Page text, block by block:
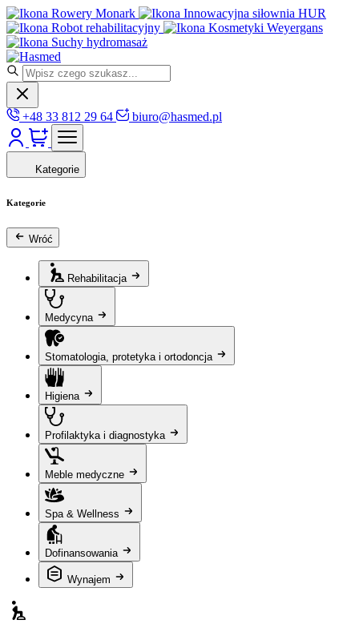
Rowery Monark
Innowacyjna siłownia HUR
Robot rehabilitacyjny
Kosmetyki Weyergans
Suchy hydromasaż
+48 33 812 29 64 biuro@hasmed.pl
Kategorie
Kategorie
Wróć
Rehabilitacja
Medycyna
Stomatologia, protetyka i ortodoncja
Higiena
Profilaktyka i diagnostyka
Meble medyczne
Spa & Wellness
Dofinansowania
Wynajem